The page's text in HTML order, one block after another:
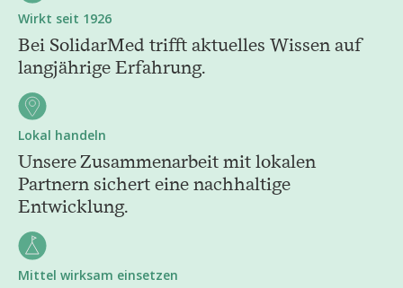
Wirkt seit 1926
Bei SolidarMed trifft aktuelles Wissen auf
langjährige Erfahrung.
Lokal handeln
Unsere Zusammenarbeit mit lokalen
Partnern sichert eine nachhaltige
Entwicklung.
Mittel wirksam einsetzen